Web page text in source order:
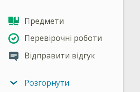
Предмети
Перевірочні роботи
Відправити відгук
Розгорнути